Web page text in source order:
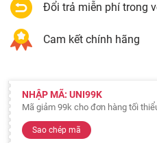
Đổi trả miễn phí trong
Cam kết chính hãng
NHẬP MÃ: UNI99K
Mã giảm 99k cho đơn hàng tối
Sao chép mã